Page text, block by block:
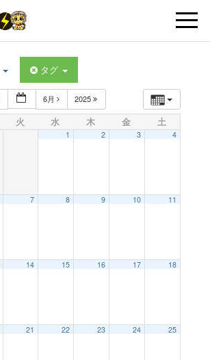
t
タグ
6月 2025
火 水 木 金 土
1 2 3 4
7 8 9 10 11
14 15 16 17 18
21 22 23 24 25